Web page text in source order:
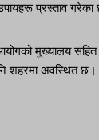
प्रस्ताव
मुख्यालय
शहरमा अवस्थित छ।